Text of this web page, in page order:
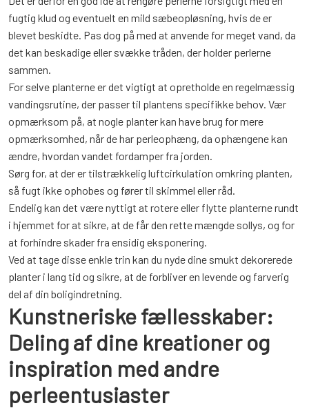
fugtig klud og eventuelt en mild sæbeopløsning, hvis de er
blevet beskidte. Pas dog på med at anvende for meget vand, da
det kan beskadige eller svække tråden, der holder perlerne
sammen.
For selve planterne er det vigtigt at opretholde en regelmæssig
vandingsrutine, der passer til plantens specifikke behov. Vær
opmærksom på, at nogle planter kan have brug for mere
opmærksomhed, når de har perleophæng, da ophængene kan
ændre, hvordan vandet fordamper fra jorden.
Sørg for, at der er tilstrækkelig luftcirkulation omkring planten,
så fugt ikke ophobes og fører til skimmel eller råd.
Endelig kan det være nyttigt at rotere eller flytte planterne rundt
i hjemmet for at sikre, at de får den rette mængde sollys, og for
at forhindre skader fra ensidig eksponering.
Ved at tage disse enkle trin kan du nyde dine smukt dekorerede
planter i lang tid og sikre, at de forbliver en levende og farverig
del af din boligindretning.
Kunstneriske fællesskaber:
Deling af dine kreationer og
inspiration med andre
perleentusiaster